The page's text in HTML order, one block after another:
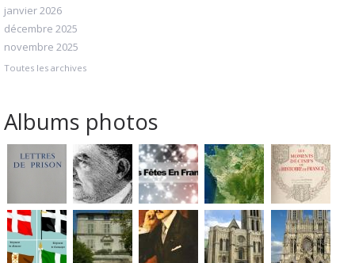
janvier 2026
décembre 2025
novembre 2025
Toutes les archives
Albums photos